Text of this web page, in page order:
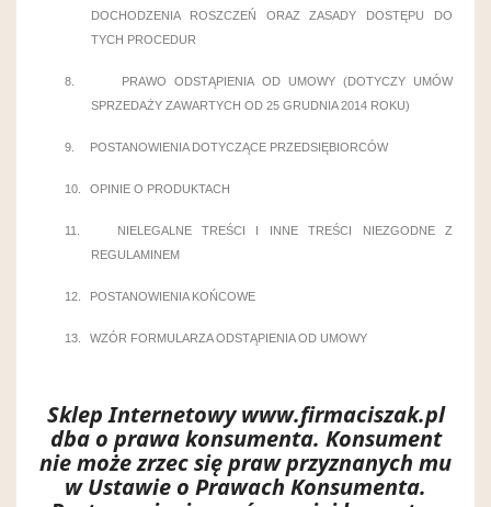
DOCHODZENIA ROSZCZEŃ ORAZ ZASADY DOSTĘPU DO
TYCH PROCEDUR
8.
PRAWO ODSTĄPIENIA OD UMOWY (DOTYCZY UMÓW
SPRZEDAŻY ZAWARTYCH OD 25 GRUDNIA 2014 ROKU)
9. POSTANOWIENIA DOTYCZĄCE PRZEDSIĘBIORCÓW
10. OPINIE O PRODUKTACH
11.
NIELEGALNE TREŚCI I INNE TREŚCI NIEZGODNE Z
REGULAMINEM
12. POSTANOWIENIA KOŃCOWE
13. WZÓR FORMULARZA ODSTĄPIENIA OD UMOWY
Sklep Internetowy www.firmaciszak.pl
dba o prawa konsumenta. Konsument
nie może zrzec się praw przyznanych mu
w Ustawie o Prawach Konsumenta.